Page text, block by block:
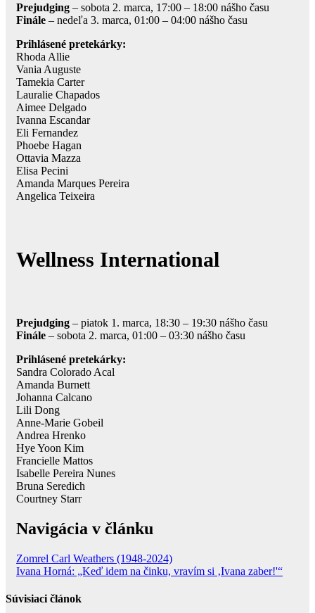
Prejudging – sobota 2. marca, 17:00 – 18:00 nášho času
Finále – nedeľa 3. marca, 01:00 – 04:00 nášho času
Prihlásené pretekárky:
Rhoda Allie
Vania Auguste
Tamekia Carter
Lauralie Chapados
Aimee Delgado
Ivanna Escandar
Eli Fernandez
Phoebe Hagan
Ottavia Mazza
Elisa Pecini
Amanda Marques Pereira
Angelica Teixeira
Wellness International
Prejudging – piatok 1. marca, 18:30 – 19:30 nášho času
Finále – sobota 2. marca, 01:00 – 03:30 nášho času
Prihlásené pretekárky:
Sandra Colorado Acal
Amanda Burnett
Johanna Calcano
Lili Dong
Anne-Marie Gobeil
Andrea Hrenko
Hye Yoon Kim
Francielle Mattos
Isabelle Pereira Nunes
Bruna Seredich
Courtney Starr
Navigácia v článku
Zomrel Carl Weathers (1948-2024)
Ivana Horná: „Keď idem na činku, vravím si ‚Ivana zaber!'“
Súvisiaci článok